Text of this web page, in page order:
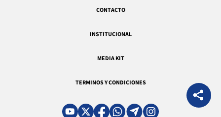
CONTACTO
INSTITUCIONAL
MEDIA KIT
TERMINOS Y CONDICIONES